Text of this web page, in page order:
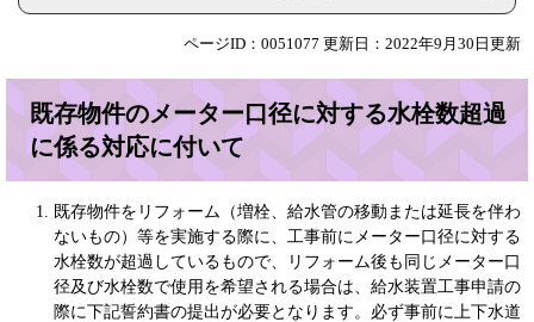
ページID：0051077 更新日：2022年9月30日更新
既存物件のメーター口径に対する水栓数超過
に係る対応に付いて
既存物件をリフォーム（増栓、給水管の移動または延長を伴わ
ないもの）等を実施する際に、工事前にメーター口径に対する
水栓数が超過しているもので、リフォーム後も同じメーター口
径及び水栓数で使用を希望される場合は、給水装置工事申請の
際に下記誓約書の提出が必要となります。必ず事前に上下水道